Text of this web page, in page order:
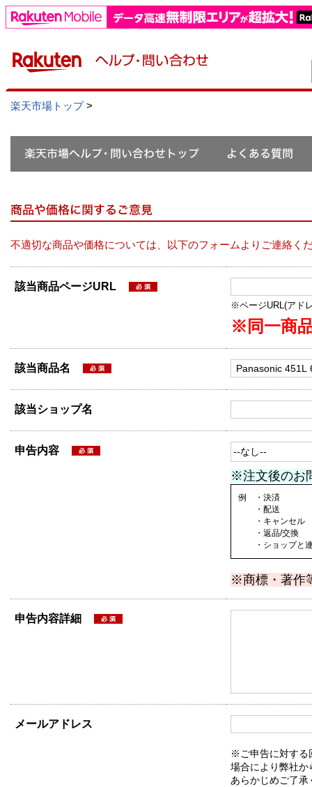
楽天市場トップ>
不適切な商品や価格については、以下のフォームよりご連絡く
該当商品ページURL
※ページURL(アド
※同一商
該当商品名
該当ショップ名
申告内容
※注文後のお
例 ・決済
・配送
・キャンセル
・返品/交換
・ショップと連
※商標・著作
申告内容詳細
メールアドレス
※ご申告に対する
場合により弊社か
あらかじめご了承